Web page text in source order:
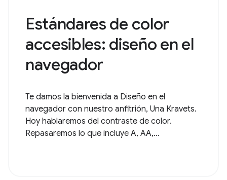
Estándares de color
accesibles: diseño en el
navegador
Te damos la bienvenida a Diseño en el
navegador con nuestro anfitrión, Una Kravets.
Hoy hablaremos del contraste de color.
Repasaremos lo que incluye A, AA,...